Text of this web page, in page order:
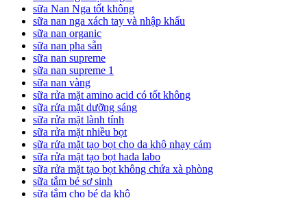
sữa Nan Nga tốt không
sữa nan nga xách tay và nhập khẩu
sữa nan organic
sữa nan pha sẵn
sữa nan supreme
sữa nan supreme 1
sữa nan vàng
sữa rửa mặt amino acid có tốt không
sữa rửa mặt dưỡng sáng
sữa rửa mặt lành tính
sữa rửa mặt nhiều bọt
sữa rửa mặt tạo bọt cho da khô nhạy cảm
sữa rửa mặt tạo bọt hada labo
sữa rửa mặt tạo bọt không chứa xà phòng
sữa tắm bé sơ sinh
sữa tắm cho bé da khô